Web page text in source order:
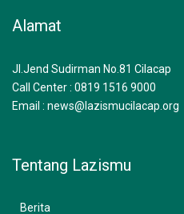
o
g
m
Alamat
Jl.Jend Sudirman No.81 Cilacap
Call Center : 0819 1516 9000
Email : news@lazismucilacap.org
Tentang Lazismu
Berita